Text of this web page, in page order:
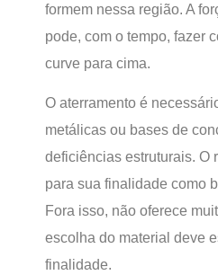
formem nessa região. A
pode, com o tempo, fazer
curve para cima.
O aterramento é
metálicas ou bases de
deficiências estruturais. O
para sua finalidade como
Fora isso, não oferece
escolha do material deve
finalidade.